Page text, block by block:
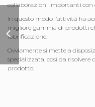
collaborazioni importanti con
In questo modo l’attività ha
migliore gamma di prodotti
lubrificazione.
Ovviamente si mette a
specializzata, così da
prodotto.
Sito Internet Nuova
Vimini